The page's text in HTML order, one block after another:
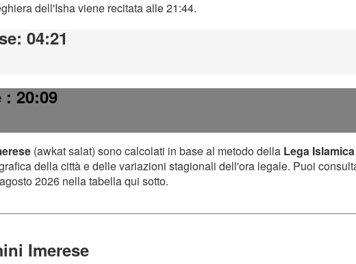
dell'Isha viene recitata alle 21:44.
: 04:21
: 20:09
(awkat salat) sono calcolati in base al metodo della Lega
della città e delle variazioni stagionali dell'ora legale. Puoi
2026 nella tabella qui sotto.
Imerese